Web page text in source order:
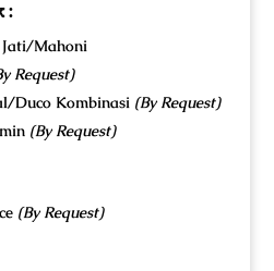
:
Jati/Mahoni
Request)
Duco Kombinasi (By Request)
(By Request)
(By Request)